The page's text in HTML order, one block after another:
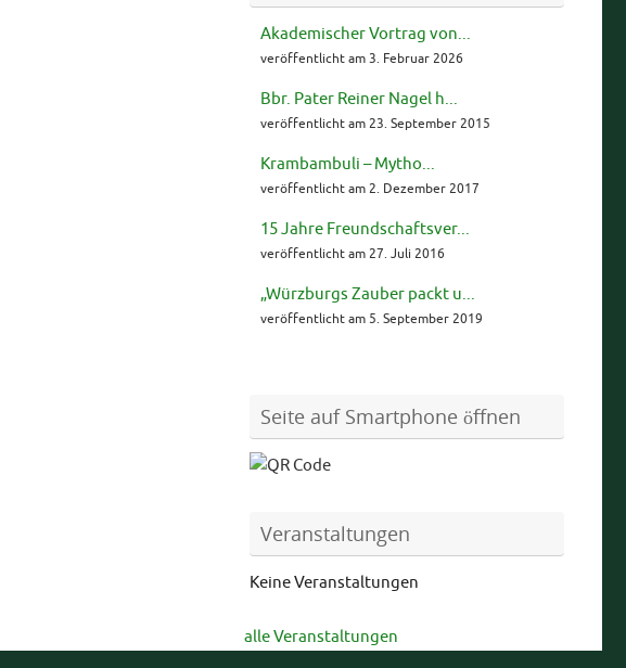
Akademischer Vortrag von...
veröffentlicht am 3. Februar 2026
Bbr. Pater Reiner Nagel h...
veröffentlicht am 23. September 2015
Krambambuli – Mytho...
veröffentlicht am 2. Dezember 2017
15 Jahre Freundschaftsver...
veröffentlicht am 27. Juli 2016
„Würzburgs Zauber packt u...
veröffentlicht am 5. September 2019
Seite auf Smartphone öffnen
Veranstaltungen
Keine Veranstaltungen
alle Veranstaltungen